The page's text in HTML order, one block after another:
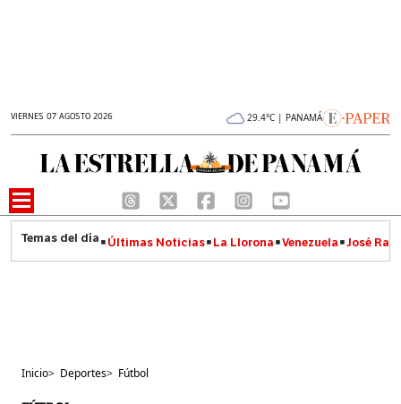
VIERNES 07 AGOSTO 2026 29.4°C | PANAMÁ
Últimas Noticias La Llorona Venezuela José
Inicio> Deportes> Fútbol